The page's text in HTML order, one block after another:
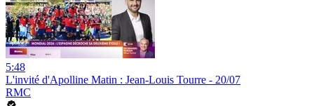
5:48
L'invité d'Apolline Matin : Jean-Louis Tourre - 20/07
RMC